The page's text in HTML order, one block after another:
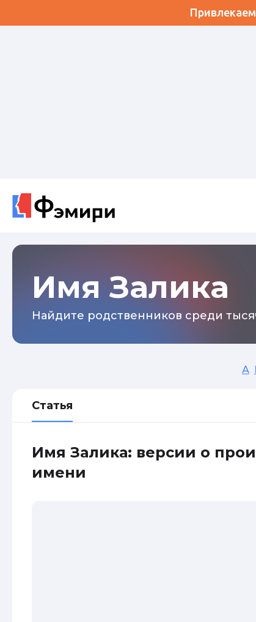
Имя Залика
Найдите родственников среди
А
Статья
Имя Залика: версии о
имени